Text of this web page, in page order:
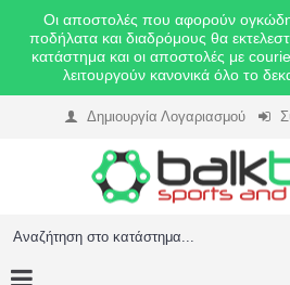
Οι αποστολές που αφορούν ογκώδη
ποδήλατα και διαδρόμους θα
κατάστημα και οι αποστολές με
λειτουργούν κανονικά όλο το
Δημιουργία Λογαριασμού